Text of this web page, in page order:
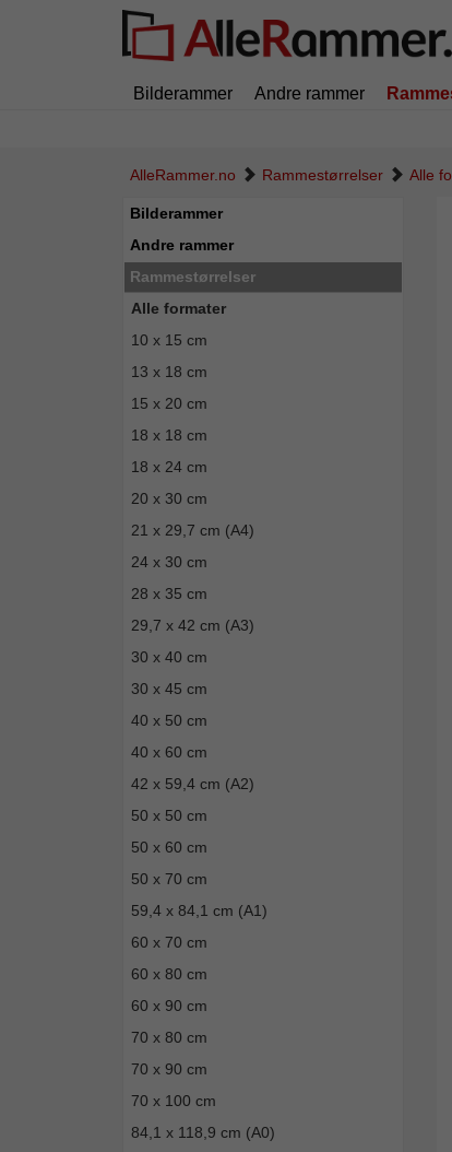
Bilderammer Andre rammer
AlleRammer.no Rammestørrelser Alle
Bilderammer
Andre rammer
Rammestørrelser
Alle formater
10 x 15 cm
13 x 18 cm
15 x 20 cm
18 x 18 cm
18 x 24 cm
20 x 30 cm
21 x 29,7 cm (A4)
24 x 30 cm
28 x 35 cm
29,7 x 42 cm (A3)
30 x 40 cm
30 x 45 cm
40 x 50 cm
40 x 60 cm
42 x 59,4 cm (A2)
50 x 50 cm
50 x 60 cm
50 x 70 cm
59,4 x 84,1 cm (A1)
60 x 70 cm
60 x 80 cm
60 x 90 cm
70 x 80 cm
70 x 90 cm
70 x 100 cm
84,1 x 118,9 cm (A0)